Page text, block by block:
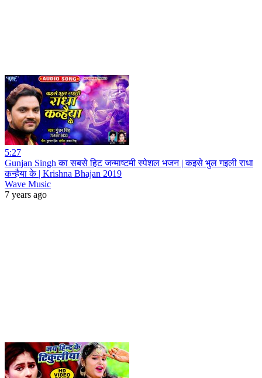
5:27
Gunjan Singh का सबसे हिट जन्माष्टमी स्पेशल भजन | कइसे भुल गइली राधा
कन्हैया के | Krishna Bhajan 2019
Wave Music
7 years ago